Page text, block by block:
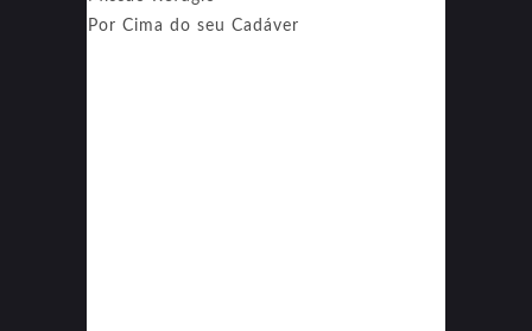
Por Cima do seu Cadáver